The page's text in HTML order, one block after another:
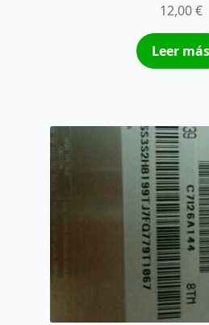
12,00€
Leer más